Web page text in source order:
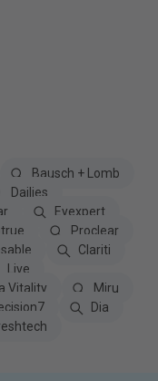
Bausch + Lomb
Dailies
Eyexpert
Proclear
Clariti
Live
Vitality
Miru
Dia